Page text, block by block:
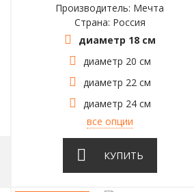
Производитель: Мечта
Страна: Россия
диаметр 18 см
диаметр 20 см
диаметр 22 см
диаметр 24 см
все опции
КУПИТЬ